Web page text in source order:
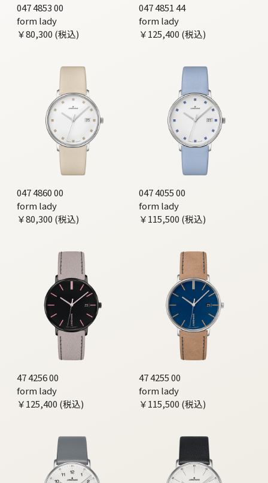
047 4853 00
form lady
￥80,300 (税込)
047 4851 44
form lady
￥125,400 (税込)
047 4860 00
form lady
￥80,300 (税込)
047 4055 00
form lady
￥115,500 (税込)
47 4256 00
form lady
￥125,400 (税込)
47 4255 00
form lady
￥115,500 (税込)